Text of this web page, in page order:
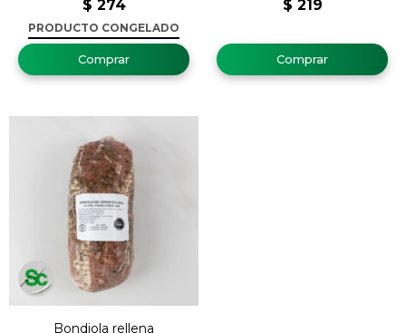
$ 274
PRODUCTO CONGELADO
$ 219
Bondiola rellena